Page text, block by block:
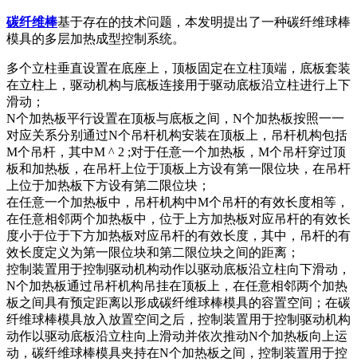
碳纤维棒基于存在的技术问题，本发明提出了一种碳纤维球棒
模具的多层加热成型控制系统。
多个立柱垂直设置在底座上，顶板固定在立柱顶端，底板套装
在立柱上，驱动机构与底板连接用于驱动底板沿立柱进行上下
滑动；
N个加热板平行设置在顶板与底板之间，N个加热板按照一一
对应关系分别通过N个吊杆机构安装在顶板上，吊杆机构包括
M个吊杆，其中M ^ 2 ;对于任意一个加热板，M个吊杆穿过顶
板和加热板，在吊杆上位于顶板上方设有第一限位块，在吊杆
上位于加热板下方设有第二限位块；
在任意一个加热板中，吊杆机构中M个吊杆的有效长度相等，
在任意相邻两个加热板中，位于上方加热板对应吊杆的有效长
度小于位于下方加热板对应吊杆的有效长度，其中，吊杆的有
效长度定义为第一限位块和第二限位块之间的距离；
控制装置用于控制驱动机构动作以驱动底板沿立柱向下滑动，
N个加热板通过吊杆机构吊挂在顶板上，在任意相邻两个加热
板之间具有预定距离以形成碳纤维球棒模具的容置空间；在碳
纤维球棒模具放入放置空间之后，控制装置用于控制驱动机构
动作以驱动底板沿立柱向上滑动并依次推动N个加热板向上运
动，碳纤维球棒模具夹持在N个加热板之间，控制装置用于控